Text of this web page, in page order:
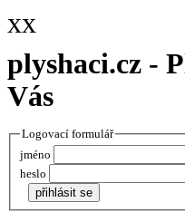
xx
plyshaci.cz -
Vás
Logovací formulář
jméno
heslo